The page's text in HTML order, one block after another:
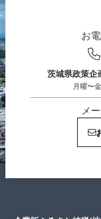
お
茨城県政策企
月曜〜
メ